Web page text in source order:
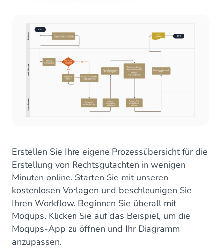
Erstellen Sie Ihre eigene Prozessübersicht für die
Erstellung von Rechtsgutachten in wenigen
Minuten online. Starten Sie mit unseren
kostenlosen Vorlagen und beschleunigen Sie
Ihren Workflow. Beginnen Sie überall mit
Moqups. Klicken Sie auf das Beispiel, um die
Moqups-App zu öffnen und Ihr Diagramm
anzupassen.